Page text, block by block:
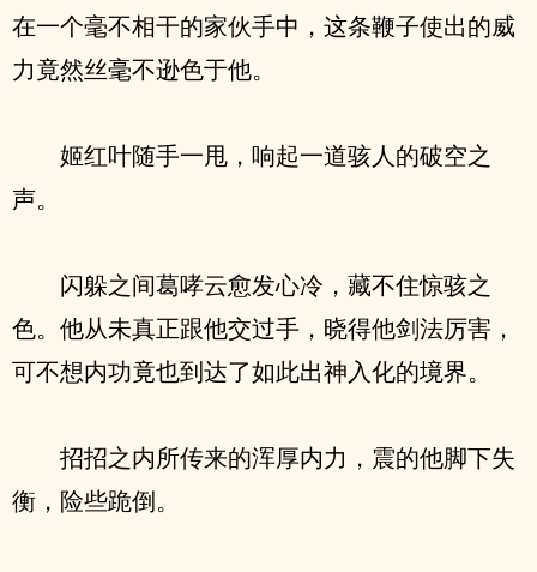
在一个毫不相干的家伙手中，这条鞭子使出的威
力竟然丝毫不逊色于他。
姬红叶随手一甩，响起一道骇人的破空之
声。
闪躲之间葛哮云愈发心冷，藏不住惊骇之
色。他从未真正跟他交过手，晓得他剑法厉害，
可不想内功竟也到达了如此出神入化的境界。
招招之内所传来的浑厚内力，震的他脚下失
衡，险些跪倒。